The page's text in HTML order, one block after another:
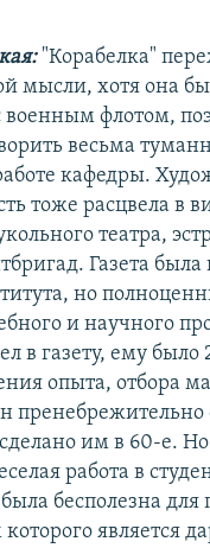
"Корабелка"
мысли, хотя она
военным флотом,
весьма
кафедры.
тоже расцвела в
театра,
Газета была
но
и научного
в газету, ему было
опыта, отбора
пренебрежительно
им в 60-е.
работа в
бесполезна для
является